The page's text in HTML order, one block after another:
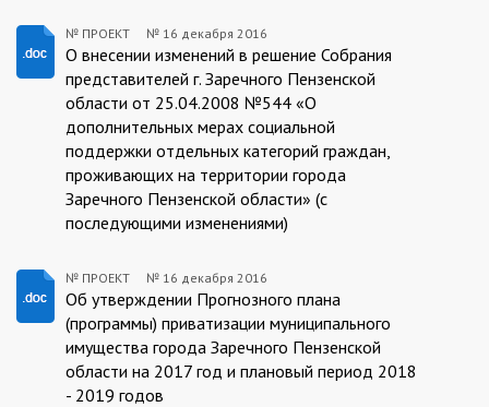
ПРОЕКТ:2016-
№ ПРОЕКТ № 16 декабря 2016
О внесении изменений в решение Собрания
представителей г. Заречного Пензенской
области от 25.04.2008 №544 «О
дополнительных мерах социальной
поддержки отдельных категорий граждан,
проживающих на территории города
Заречного Пензенской области» (с
последующими изменениями)
ПРОЕКТ:2016-
№ ПРОЕКТ № 16 декабря 2016
Об утверждении Прогнозного плана
(программы) приватизации муниципального
имущества города Заречного Пензенской
области на 2017 год и плановый период 2018
- 2019 годов